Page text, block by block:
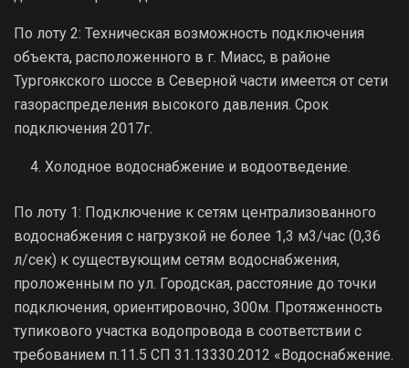
По лоту 2: Техническая возможность подключения
объекта, расположенного в г. Миасс, в районе
Тургоякского шоссе в Северной части имеется от сети
газораспределения высокого давления. Срок
подключения 2017г.
Холодное водоснабжение и водоотведение.
По лоту 1: Подключение к сетям централизованного
водоснабжения с нагрузкой не более 1,3 м3/час (0,36
л/сек) к существующим сетям водоснабжения,
проложенным по ул. Городская, расстояние до точки
подключения, ориентировочно, 300м. Протяженность
тупикового участка водопровода в соответствии с
требованием п.11.5 СП 31.13330.2012 «Водоснабжение.